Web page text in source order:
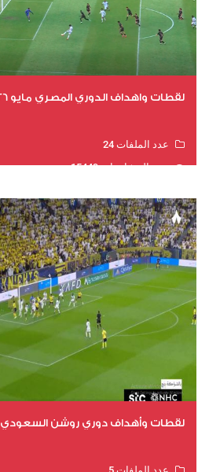
لقطات واهداف الدوري المصري مايو 2026
عدد الملفات 24
عدد المشاهدات 15449
لقطات وأهداف دوري روشن السعودي